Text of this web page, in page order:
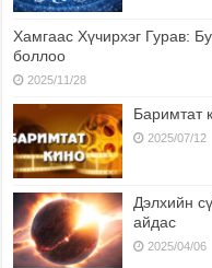
Хамгаас Хүчирхэг Гурав:
боллоо
2025/11/28
Баримтат
2025/07/12
Дэлхийн
айдас
2025/04/06